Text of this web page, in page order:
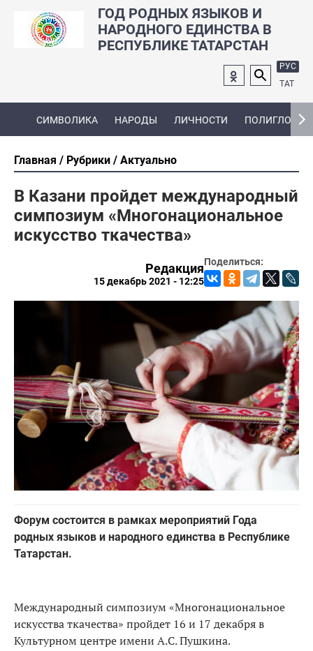
ГОД РОДНЫХ ЯЗЫКОВ И
НАРОДНОГО ЕДИНСТВА В
РЕСПУБЛИКЕ ТАТАРСТАН
РУС
ТАТ
СИМВОЛИКА НАРОДЫ ЛИЧНОСТИ ПОЛИГЛОТ
Главная Рубрики Актуально
В Казани пройдет международный
симпозиум «Многонациональное
искусство ткачества»
Поделиться:
Редакция
15 декабрь 2021 - 12:25
Форум состоится в рамках мероприятий Года
родных языков и народного единства в Республике
Татарстан.
Международный симпозиум «Многонациональное
искусства ткачества» пройдет 16 и 17 декабря в
Культурном центре имени А.С. Пушкина.